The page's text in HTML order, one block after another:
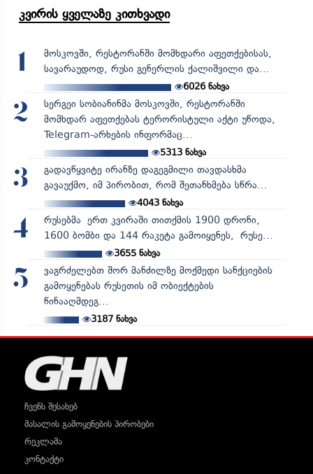
კვირის ყველაზე კითხვადი
1
მოსკოვში, რესტორანში მომხდარი აფეთქებისას,
სავარაუდოდ, რუსი გენერლის ქალიშვილი და...
6026ნახვა
2
სერგეი სობიანინმა მოსკოვში, რესტორანში
მომხდარ აფეთქებას ტერორისტული აქტი უწოდა,
Telegram-არხების ინფორმაც...
5313ნახვა
3
გადავწყვიტე ირანზე დაგეგმილი თავდასხმა
გავაუქმო, იმ პირობით, რომ შეთანხმება სწრა...
4043ნახვა
4
რუსებმა ერთ კვირაში თითქმის 1900 დრონი,
1600 ბომბი და 144 რაკეტა გამოიყენეს, რუსე...
3655ნახვა
5
ვაგრძელებთ შორ მანძილზე მოქმედი სანქციების
გამოყენებას რუსეთის იმ ობიექტების
წინააღმდეგ...
3187ნახვა
ჩვენს შესახებ
მასალის გამოყენების პირობები
რეკლამა
კონტაქტი